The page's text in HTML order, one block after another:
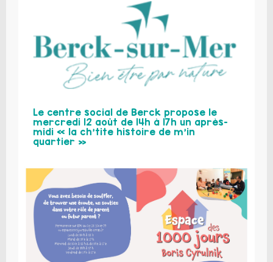
Le centre social de Berck propose le
mercredi 12 août de 14h à 17h un après-
midi « la ch’tite histoire de m’in
quartier »